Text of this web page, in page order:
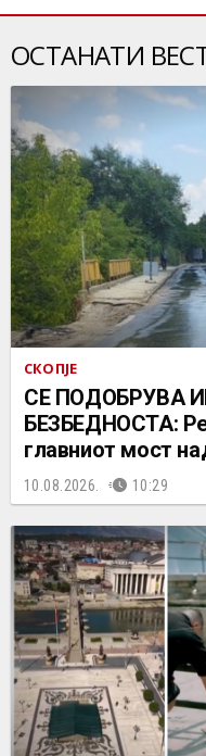
ОСТАНАТИ
СКОПЈЕ
СЕ ПОДОБРУВА
БЕЗБЕДНОСТА:
главниот мост
10.08.2026. 10:29